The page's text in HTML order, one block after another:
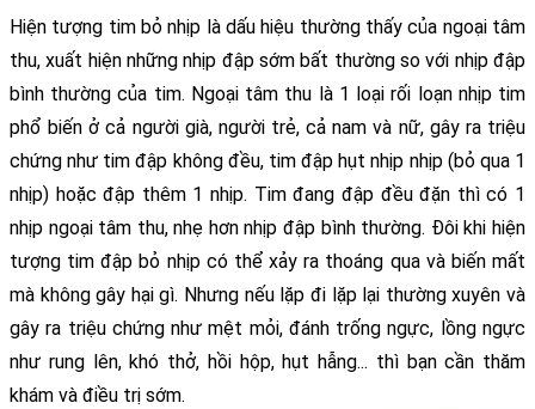
Hiện tượng tim bỏ nhịp là dấu hiệu thường thấy của ngoại tâm
thu, xuất hiện những nhịp đập sớm bất thường so với nhịp đập
bình thường của tim. Ngoại tâm thu là 1 loại rối loạn nhịp tim
phổ biến ở cả người già, người trẻ, cả nam và nữ, gây ra triệu
chứng như tim đập không đều, tim đập hụt nhịp nhịp (bỏ qua 1
nhịp) hoặc đập thêm 1 nhịp. Tim đang đập đều đặn thì có 1
nhịp ngoại tâm thu, nhẹ hơn nhịp đập bình thường. Đôi khi hiện
tượng tim đập bỏ nhịp có thể xảy ra thoáng qua và biến mất
mà không gây hại gì. Nhưng nếu lặp đi lặp lại thường xuyên và
gây ra triệu chứng như mệt mỏi, đánh trống ngực, lồng ngực
như rung lên, khó thở, hồi hộp, hụt hẫng... thì bạn cần thăm
khám và điều trị sớm.